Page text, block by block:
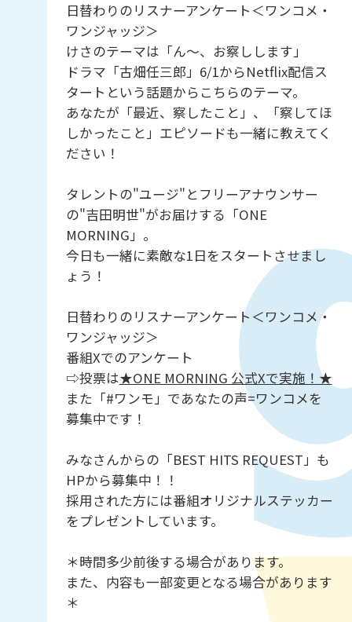
日替わりのリスナーアンケート＜ワンコメ・
ワンジャッジ＞
けさのテーマは「ん〜、お察しします」
ドラマ「古畑任三郎」6/1からNetflix配信ス
タートという話題からこちらのテーマ。
あなたが「最近、察したこと」、「察してほ
しかったこと」エピソードも一緒に教えてく
ださい！
タレントの"ユージ"とフリーアナウンサー
の"吉田明世"がお届けする「ONE
MORNING」。
今日も一緒に素敵な1日をスタートさせまし
ょう！
日替わりのリスナーアンケート＜ワンコメ・
ワンジャッジ＞
番組Xでのアンケート
⇨投票は★ONE MORNING 公式Xで実施！★
また「#ワンモ」であなたの声=ワンコメを
募集中です！
みなさんからの「BEST HITS REQUEST」も
HPから募集中！！
採用された方には番組オリジナルステッカー
をプレゼントしています。
＊時間多少前後する場合があります。
また、内容も一部変更となる場合があります
＊